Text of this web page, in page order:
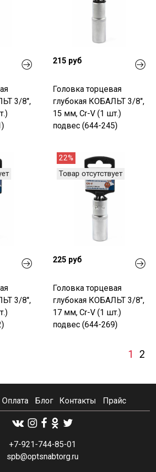
3/8",
215 руб
Головка торцевая
глубокая КОБАЛЬТ 3/8",
15 мм, Cr-V (1 шт.)
подвес (644-245)
3/8",
22%
Товар отсутствует
225 руб
Головка торцевая
глубокая КОБАЛЬТ 3/8",
17 мм, Cr-V (1 шт.)
подвес (644-269)
1 2
Оплата Блог Контакты Прайс
+7-921-744-85-01
spb@optsnabtorg.ru